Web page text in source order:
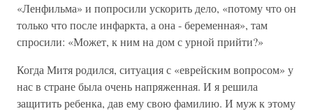
«Ленфильма» и попросили ускорить дело, «потому что он
только что после инфаркта, а она - беременная», там
спросили: «Может, к ним на дом с урной прийти?»
Когда Митя родился, ситуация с «еврейским вопросом» у
нас в стране была очень напряженная. И я решила
защитить ребенка, дав ему свою фамилию. И муж к этому